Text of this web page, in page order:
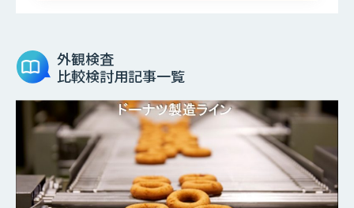
外観検査
比較検討用記事一覧